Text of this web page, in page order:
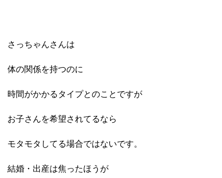
さっちゃんさんは
体の関係を持つのに
時間がかかるタイプとのことですが
お子さんを希望されてるなら
モタモタしてる場合ではないです。
結婚・出産は焦ったほうが